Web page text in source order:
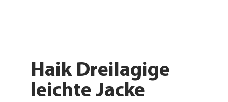
Haik Dreilagige
leichte Jacke